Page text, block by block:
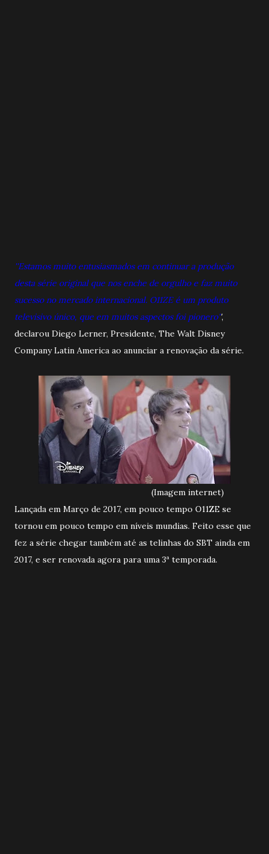
''Estamos muito entusiasmados em continuar a produção
desta série original que nos enche de orgulho e faz muito
sucesso no mercado internacional. O11ZE é um produto
televisivo único, que em muitos aspectos foi pionero'',
declarou Diego Lerner, Presidente, The Walt Disney
Company Latin America ao anunciar a renovação da série.
(Imagem internet)
Lançada em Março de 2017, em pouco tempo O11ZE se
tornou em pouco tempo em níveis mundias. Feito esse que
fez a série chegar também até as telinhas do SBT ainda em
2017, e ser renovada agora para uma 3ª temporada.